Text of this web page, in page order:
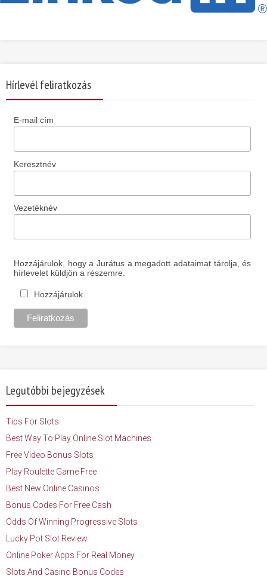
Hírlevél feliratkozás
E-mail cím
Keresztnév
Vezetéknév
Hozzájárulok, hogy a Jurátus a megadott adataimat tárolja, és
hírlevelet küldjön a részemre.
Hozzájárulok.
Legutóbbi bejegyzések
Tips For Slots
Best Way To Play Online Slot Machines
Free Video Bonus Slots
Play Roulette Game Free
Best New Online Casinos
Bonus Codes For Free Cash
Odds Of Winning Progressive Slots
Lucky Pot Slot Review
Online Poker Apps For Real Money
Slots And Casino Bonus Codes